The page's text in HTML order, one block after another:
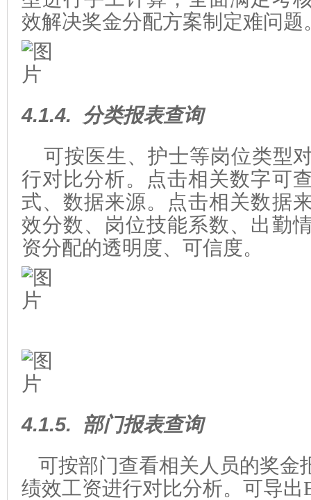
效解决奖金分配方案制定难问题
4.1.4.
分类报表查询
可按医生、护士等岗位类型
行对比分析。点击相关数字可
式、数据来源。点击相关数据
效分数、岗位技能系数、出勤
资分配的透明度、可信度。
4.1.5.
部门报表查询
可按部门查看相关人员的奖金
绩效工资进行对比分析。可导出